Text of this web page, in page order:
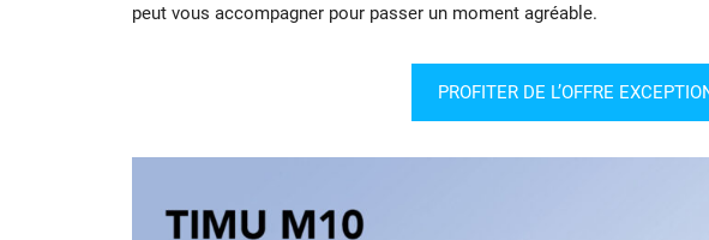
peut vous accompagner pour passer un moment agréable.
PROFITER DE L’OFFRE